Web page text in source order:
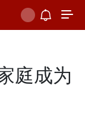
庭成为